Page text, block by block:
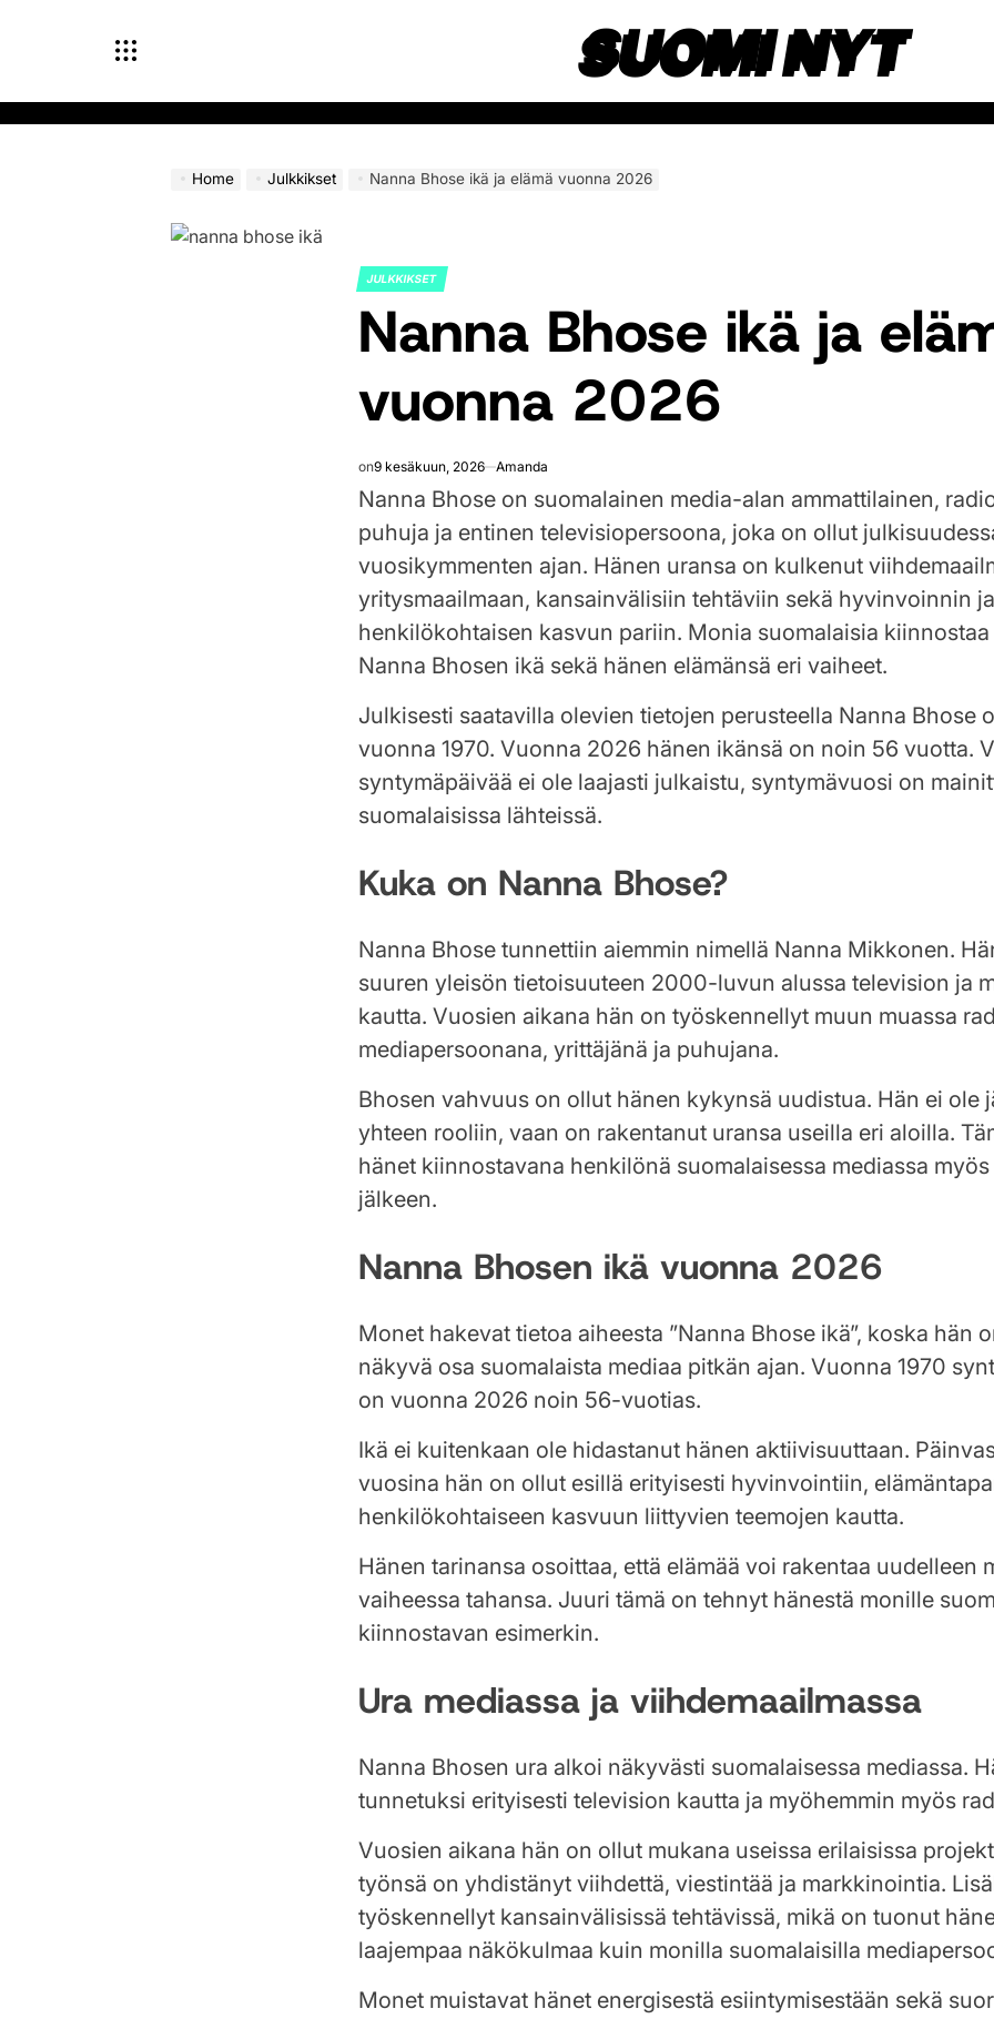
SUOMI NYT
Home Julkkikset Nanna Bhose ikä ja elämä vuonna 2026
POSTED
IN
JULKKIKSET
Nanna Bhose ikä ja
vuonna 2026
on9 kesäkuun, 2026 Amanda
Nanna Bhose on suomalainen media-alan ammattilainen,
puhuja ja entinen televisiopersoona, joka on ollut
vuosikymmenten ajan. Hänen uransa on kulkenut
yritysmaailmaan, kansainvälisiin tehtäviin sekä hyvinvoinnin ja
henkilökohtaisen kasvun pariin. Monia suomalaisia
Nanna Bhosen ikä sekä hänen elämänsä eri vaiheet.
Julkisesti saatavilla olevien tietojen perusteella Nanna Bhose
vuonna 1970. Vuonna 2026 hänen ikänsä on noin 56 vuotta.
syntymäpäivää ei ole laajasti julkaistu, syntymävuosi on
suomalaisissa lähteissä.
Kuka on Nanna Bhose?
Nanna Bhose tunnettiin aiemmin nimellä Nanna Mikkonen.
suuren yleisön tietoisuuteen 2000-luvun alussa television ja
kautta. Vuosien aikana hän on työskennellyt muun muassa
mediapersoonana, yrittäjänä ja puhujana.
Bhosen vahvuus on ollut hänen kykynsä uudistua. Hän ei ole
yhteen rooliin, vaan on rakentanut uransa useilla eri aloilla.
hänet kiinnostavana henkilönä suomalaisessa mediassa
jälkeen.
Nanna Bhosen ikä vuonna 2026
Monet hakevat tietoa aiheesta ”Nanna Bhose ikä”, koska hän
näkyvä osa suomalaista mediaa pitkän ajan. Vuonna 1970
on vuonna 2026 noin 56-vuotias.
Ikä ei kuitenkaan ole hidastanut hänen aktiivisuuttaan.
vuosina hän on ollut esillä erityisesti hyvinvointiin,
henkilökohtaiseen kasvuun liittyvien teemojen kautta.
Hänen tarinansa osoittaa, että elämää voi rakentaa uudelleen
vaiheessa tahansa. Juuri tämä on tehnyt hänestä monille
kiinnostavan esimerkin.
Ura mediassa ja viihdemaailmassa
Nanna Bhosen ura alkoi näkyvästi suomalaisessa mediassa.
tunnetuksi erityisesti television kautta ja myöhemmin myös
Vuosien aikana hän on ollut mukana useissa erilaisissa
työnsä on yhdistänyt viihdettä, viestintää ja markkinointia.
työskennellyt kansainvälisissä tehtävissä, mikä on tuonut
laajempaa näkökulmaa kuin monilla suomalaisilla
Monet muistavat hänet energisestä esiintymisestään sekä